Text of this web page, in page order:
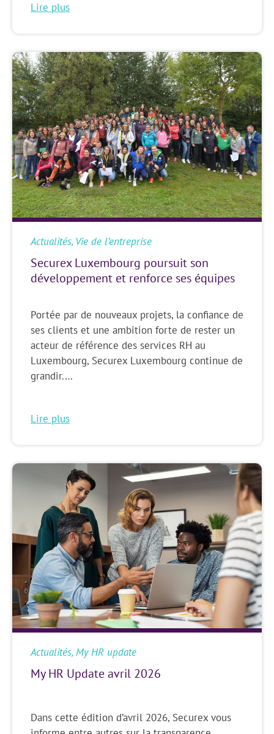
Lire plus
Actualités,Vie de l’entreprise
Securex Luxembourg poursuit son
développement et renforce ses équipes
Portée par de nouveaux projets, la confiance de
ses clients et une ambition forte de rester un
acteur de référence des services RH au
Luxembourg, Securex Luxembourg continue de
grandir.…
Lire plus
Actualités,My HR update
My HR Update avril 2026
Dans cette édition d’avril 2026, Securex vous